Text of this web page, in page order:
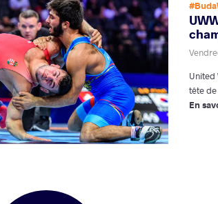
United
tête
En